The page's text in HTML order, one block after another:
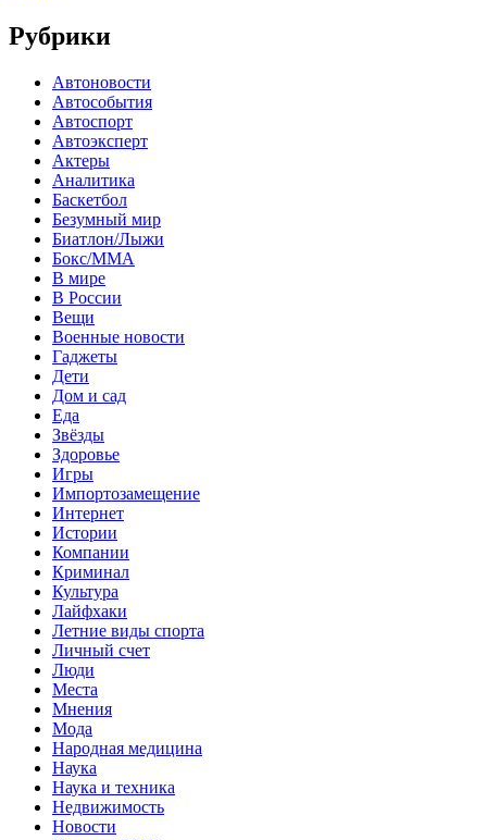
Рубрики
Автоновости
Автособытия
Автоспорт
Автоэксперт
Актеры
Аналитика
Баскетбол
Безумный мир
Биатлон/Лыжи
Бокс/MMA
В мире
В России
Вещи
Военные новости
Гаджеты
Дети
Дом и сад
Еда
Звёзды
Здоровье
Игры
Импортозамещение
Интернет
Истории
Компании
Криминал
Культура
Лайфхаки
Летние виды спорта
Личный счет
Люди
Места
Мнения
Мода
Народная медицина
Наука
Наука и техника
Недвижимость
Новости